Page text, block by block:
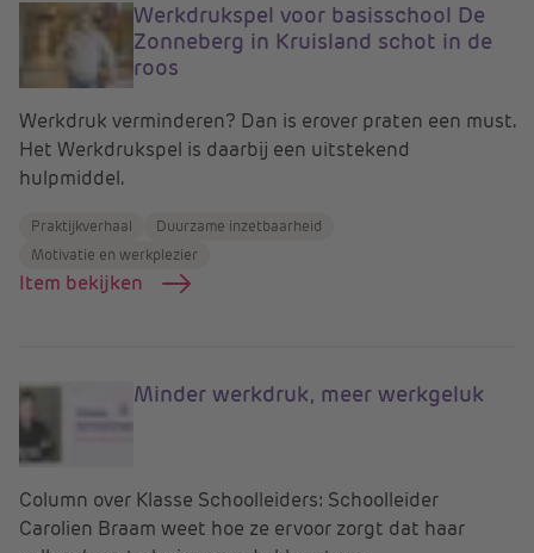
Werkdrukspel voor basisschool De
Zonneberg in Kruisland schot in de
roos
Werkdruk verminderen? Dan is erover praten een must.
Het Werkdrukspel is daarbij een uitstekend
hulpmiddel.
Praktijkverhaal
Duurzame inzetbaarheid
Motivatie en werkplezier
Item bekijken
Minder werkdruk, meer werkgeluk
Column over Klasse Schoolleiders: Schoolleider
Carolien Braam weet hoe ze ervoor zorgt dat haar